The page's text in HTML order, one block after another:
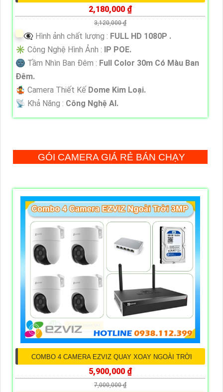
2,180,000 ₫
3,120,000 ₫
👁️‍🗨 Hình ảnh chất lượng : FULL HD 1080P .
✳️ Công Nghệ Hình Ảnh : IP POE.
🌚 Tầm Nhìn Ban Đêm : Full Color 30m Có Màu Ban
Đêm.
🤹 Camera Thiết Kế Dome Kim Loại.
️📡 Khả Năng : Công Nghệ AI.
GÓI CAMERA GIÁ RẺ BÁN CHẠY
COMBO 4 CAMERA EZVIZ QUAY XOAY NGOÀI TRỜI
5,900,000 ₫
7,000,000 ₫